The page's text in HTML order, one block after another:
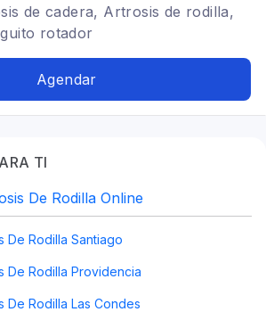
de cadera, Artrosis de rodilla,
rotador
Agendar
TI
De Rodilla Online
De Rodilla Santiago
De Rodilla Providencia
De Rodilla Las Condes